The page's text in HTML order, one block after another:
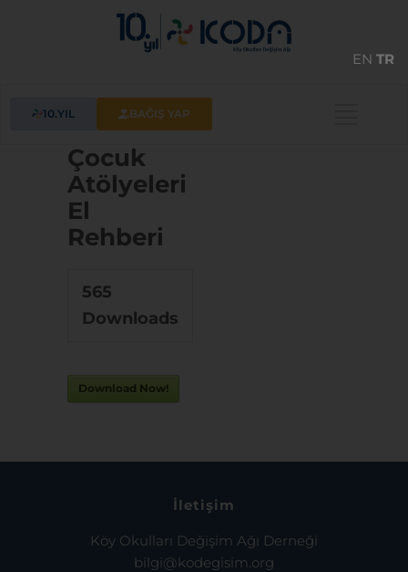
10.YIL BAĞIŞ YAP
Çocuk
Atölyeleri
El
Rehberi
565
Downloads
Download Now!
İletişim
Köy Okulları Değişim Ağı Derneği
bilgi@kodegisim.org
EN TR